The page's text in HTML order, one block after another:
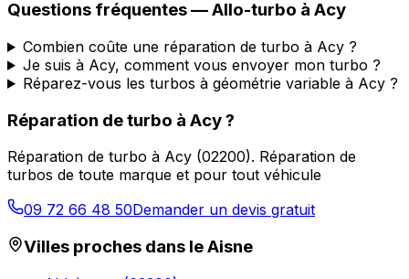
Questions fréquentes —Allo-turbo à Acy
Combien coûte une réparation de turbo à Acy ?
Je suis à Acy, comment vous envoyer mon turbo ?
Réparez-vous les turbos à géométrie variable à Acy ?
Réparation de turbo à Acy?
Réparation de turbo à Acy (02200). Réparation de
turbos de toute marque et pour tout véhicule
09 72 66 48 50Demander un devis gratuit
Villes proches dans leAisne